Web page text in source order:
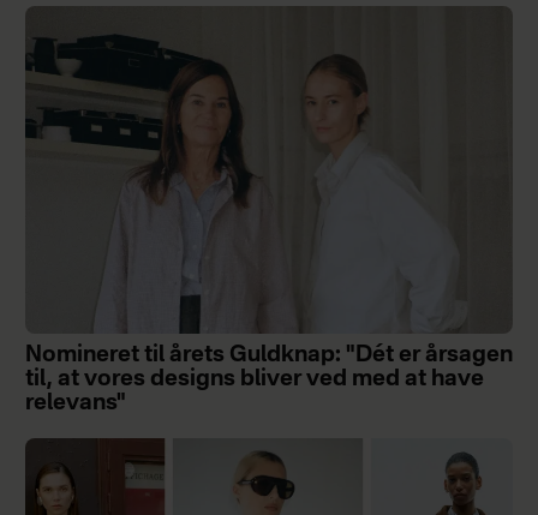
Nomineret til årets Guldknap: "Dét er årsagen
til, at vores designs bliver ved med at have
relevans"